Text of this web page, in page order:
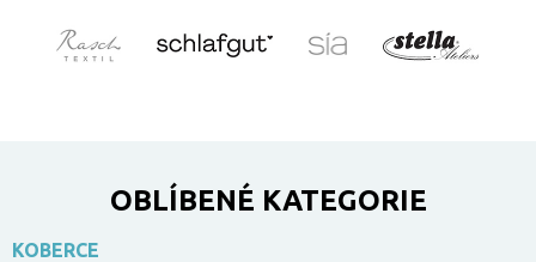
OBLÍBENÉ KATEGORIE
KOBERCE